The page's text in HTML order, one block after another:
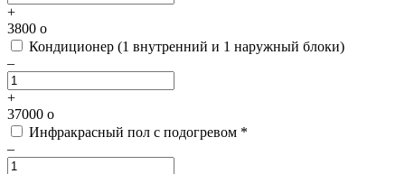
+
3800 o
Кондиционер (1 внутренний и 1 наружный блоки)
–
+
37000 o
Инфракрасный пол с подогревом *
–